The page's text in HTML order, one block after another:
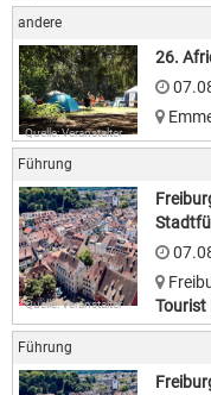
andere
Quelle: Veranstalter
26.
Führung
Quelle: Veranstalter
Führung